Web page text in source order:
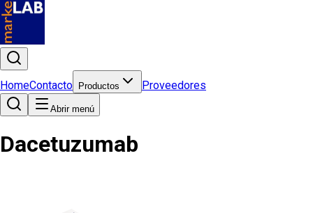
HomeContacto Productos Proveedores
Abrir menú
Dacetuzumab